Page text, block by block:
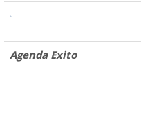
Agenda Exito